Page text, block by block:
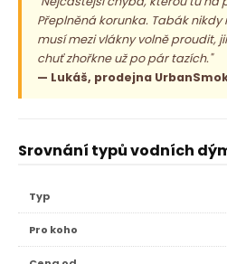
r
v
k
y
v
p
i
Přeplněná korunka. Tabák
musí mezi vlákny volně proudit,
chuť zhořkne už po pár tazích."
— Lukáš, prodejna
Srovnání typů vodních